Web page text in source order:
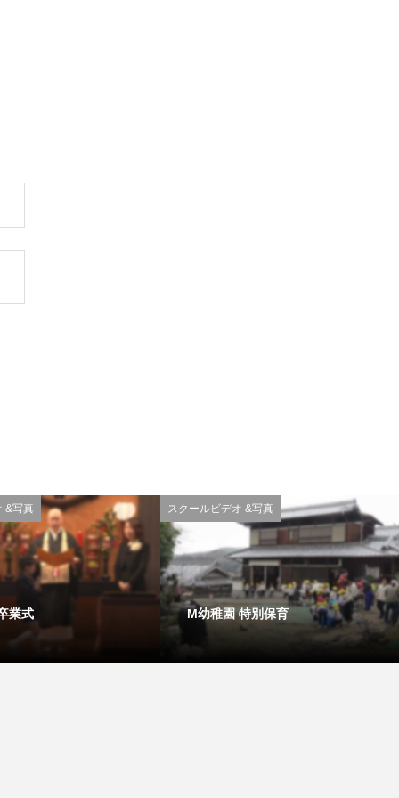
&写真
業式
スクールビデオ &写真
M幼稚園 特別保育